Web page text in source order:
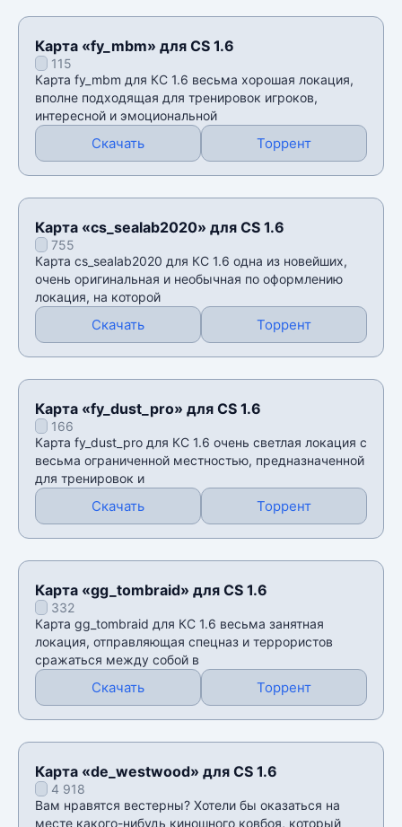
Карта «fy_mbm» для CS 1.6
115
Карта fy_mbm для КС 1.6 весьма хорошая локация,
вполне подходящая для тренировок игроков,
интересной и эмоциональной
Скачать Торрент
Карта «cs_sealab2020» для CS 1.6
755
Карта cs_sealab2020 для КС 1.6 одна из новейших,
очень оригинальная и необычная по оформлению
локация, на которой
Скачать Торрент
Карта «fy_dust_pro» для CS 1.6
166
Карта fy_dust_pro для КС 1.6 очень светлая локация с
весьма ограниченной местностью, предназначенной
для тренировок и
Скачать Торрент
Карта «gg_tombraid» для CS 1.6
332
Карта gg_tombraid для КС 1.6 весьма занятная
локация, отправляющая спецназ и террористов
сражаться между собой в
Скачать Торрент
Карта «de_westwood» для CS 1.6
4 918
Вам нравятся вестерны? Хотели бы оказаться на
месте какого-нибудь киношного ковбоя, который